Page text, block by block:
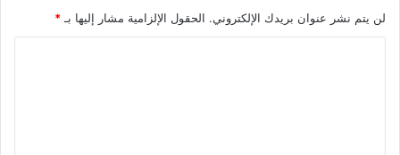
لن يتم نشر عنوان بريدك الإلكتروني. الحقول الإلزامية مشار إليها بـ *